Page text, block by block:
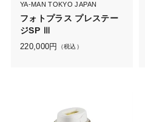
YA-MAN TOKYO JAPAN
フォトプラス プレステー
ジSP Ⅲ
220,000円 （税込）